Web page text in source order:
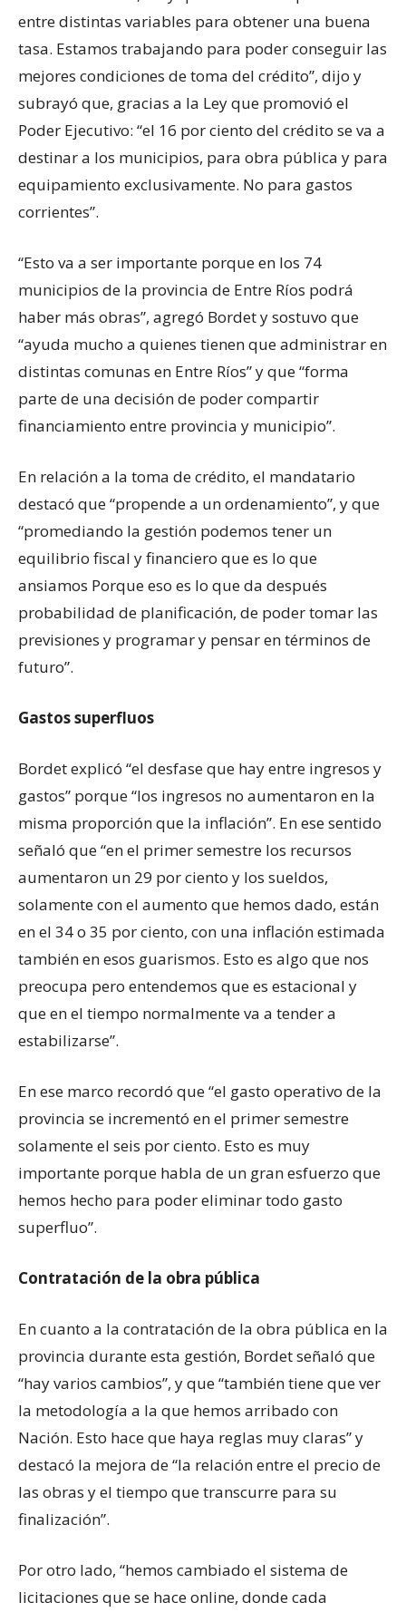
entre distintas variables para obtener una buena
tasa. Estamos trabajando para poder conseguir las
mejores condiciones de toma del crédito”, dijo y
subrayó que, gracias a la Ley que promovió el
Poder Ejecutivo: “el 16 por ciento del crédito se va a
destinar a los municipios, para obra pública y para
equipamiento exclusivamente. No para gastos
corrientes”.
“Esto va a ser importante porque en los 74
municipios de la provincia de Entre Ríos podrá
haber más obras”, agregó Bordet y sostuvo que
“ayuda mucho a quienes tienen que administrar en
distintas comunas en Entre Ríos” y que “forma
parte de una decisión de poder compartir
financiamiento entre provincia y municipio”.
En relación a la toma de crédito, el mandatario
destacó que “propende a un ordenamiento”, y que
“promediando la gestión podemos tener un
equilibrio fiscal y financiero que es lo que
ansiamos Porque eso es lo que da después
probabilidad de planificación, de poder tomar las
previsiones y programar y pensar en términos de
futuro”.
Gastos superfluos
Bordet explicó “el desfase que hay entre ingresos y
gastos” porque “los ingresos no aumentaron en la
misma proporción que la inflación”. En ese sentido
señaló que “en el primer semestre los recursos
aumentaron un 29 por ciento y los sueldos,
solamente con el aumento que hemos dado, están
en el 34 o 35 por ciento, con una inflación estimada
también en esos guarismos. Esto es algo que nos
preocupa pero entendemos que es estacional y
que en el tiempo normalmente va a tender a
estabilizarse”.
En ese marco recordó que “el gasto operativo de la
provincia se incrementó en el primer semestre
solamente el seis por ciento. Esto es muy
importante porque habla de un gran esfuerzo que
hemos hecho para poder eliminar todo gasto
superfluo”.
Contratación de la obra pública
En cuanto a la contratación de la obra pública en la
provincia durante esta gestión, Bordet señaló que
“hay varios cambios”, y que “también tiene que ver
la metodología a la que hemos arribado con
Nación. Esto hace que haya reglas muy claras” y
destacó la mejora de “la relación entre el precio de
las obras y el tiempo que transcurre para su
finalización”.
Por otro lado, “hemos cambiado el sistema de
licitaciones que se hace online, donde cada